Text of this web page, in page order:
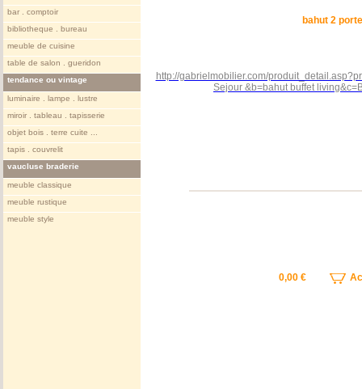
bar . comptoir
bibliotheque . bureau
meuble de cuisine
table de salon . gueridon
tendance ou vintage
luminaire . lampe . lustre
miroir . tableau . tapisserie
objet bois . terre cuite ...
tapis . couvrelit
vaucluse braderie
meuble classique
meuble rustique
meuble style
bahut 2
http://gabrielmobilier.com/
Sejour &b=bahut buffet
0,00 €